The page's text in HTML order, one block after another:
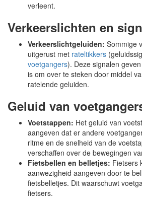
verleent.
Verkeerslichten en
Verkeerslichtgeluiden: Sommige
uitgerust met rateltikkers
voetgangers). Deze signalen
is om over te steken door middel
ratelende geluiden.
Geluid van
Voetstappen: Het geluid van
aangeven dat er andere
ritme en de snelheid van de
verschaffen over de bewegingen
Fietsbellen en belletjes: Fietsers
aanwezigheid aangeven door te
fietsbelletjes. Dit waarschuwt
fietsers.